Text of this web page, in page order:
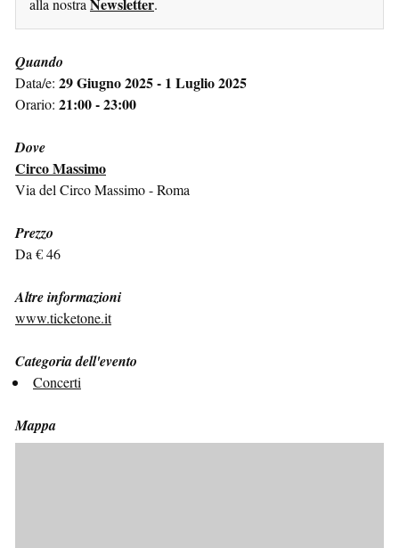
alla nostra .
Quando
Data/e: 29 Giugno 2025 - 1 Luglio 2025
Orario: 21:00 - 23:00
Dove
Circo Massimo
Via del Circo Massimo - Roma
Prezzo
Da € 46
Altre informazioni
www.ticketone.it
Categoria dell'evento
Concerti
Mappa